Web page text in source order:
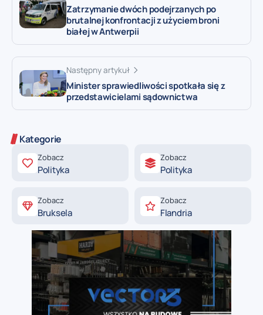
Zatrzymanie dwóch podejrzanych po
brutalnej konfrontacji z użyciem broni
białej w Antwerpii
Następny artykuł
Minister sprawiedliwości spotkała się z
przedstawicielami sądownictwa
Kategorie
Zobacz
Polityka
Zobacz
Polityka
Zobacz
Bruksela
Zobacz
Flandria